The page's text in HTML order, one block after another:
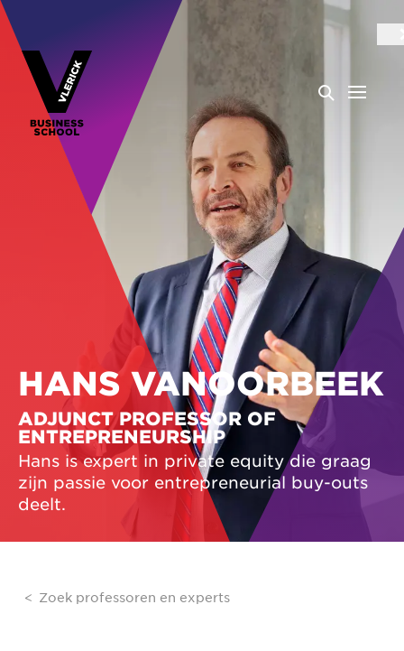
HANS VANOORBEEK
ADJUNCT PROFESSOR OF
ENTREPRENEURSHIP
Hans is expert in private equity die graag
zijn passie voor entrepreneurial buy-outs
deelt.
Zoek professoren en experts